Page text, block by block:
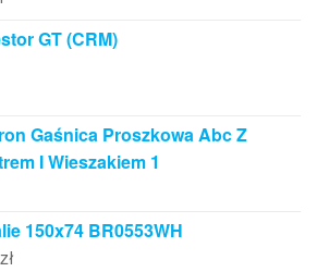
GT (CRM)
Gaśnica Proszkowa Abc Z
I Wieszakiem 1
150x74 BR0553WH
zł